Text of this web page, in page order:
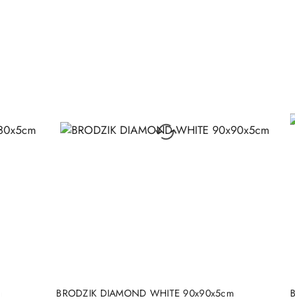
BRODZIK DIAMOND WHITE 90x90x5cm
DO KOSZYKA